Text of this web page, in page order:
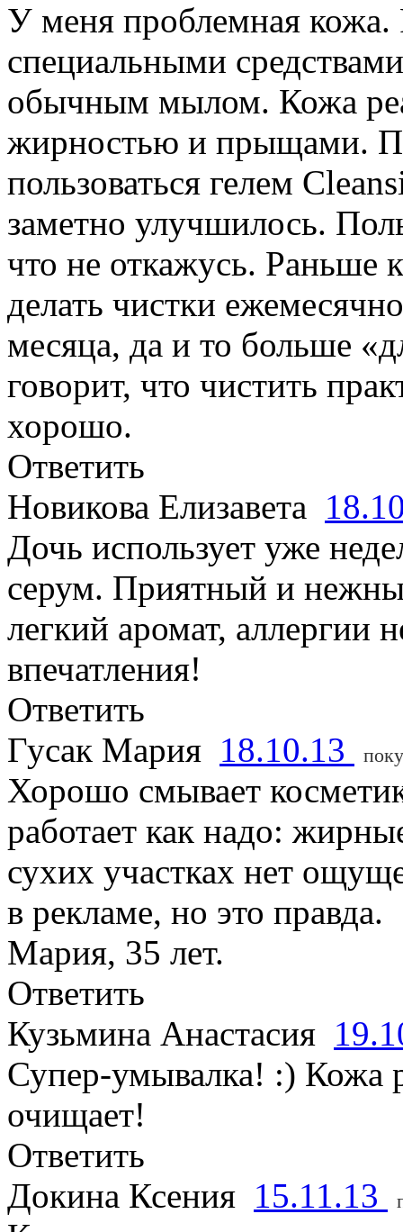
У меня проблемная
специальными
обычным мылом. Кожа
жирностью и прыщами.
пользоваться гелем
заметно улучшилось.
что не откажусь. Раньше
делать чистки
месяца, да и то больше
говорит, что чистить
хорошо.
Ответить
Новикова Елизавета
Дочь использует уже
серум. Приятный и
легкий аромат, аллергии
впечатления!
Ответить
Гусак Мария 18.10.13
Хорошо смывает
работает как надо:
сухих участках нет
в рекламе, но это правда.
Мария, 35 лет.
Ответить
Кузьмина Анастасия
Супер-умывалка! :) Кожа
очищает!
Ответить
Докина Ксения 15.11.13